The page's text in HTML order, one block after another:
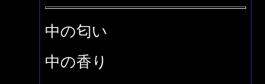
中の匂い
中の香り